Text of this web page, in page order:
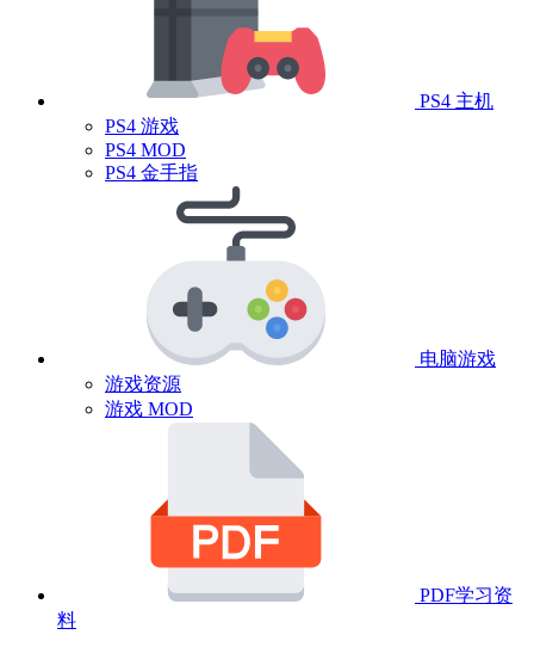
PS4 主机
PS4 游戏
PS4 MOD
PS4 金手指
电脑游戏
游戏资源
游戏 MOD
PDF学习资
料